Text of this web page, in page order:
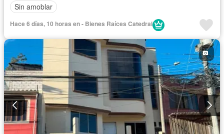
Sin amoblar
Hace 6 días, 10 horas en - Bienes Raíces Catedral